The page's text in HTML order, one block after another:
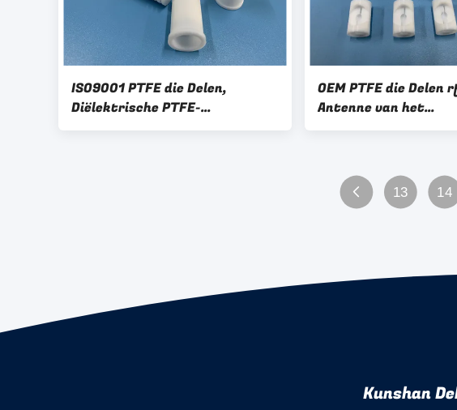
ISO9001 PTFE die Delen,
Diëlektrische PTFE-
Schachtringen machinaal
OEM PTFE die Delen
Antenne van het
AdapterBasisstation
13 14
Kunshan